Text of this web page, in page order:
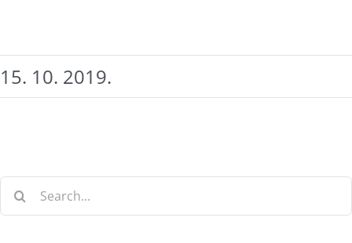
15. 10. 2019.
Search